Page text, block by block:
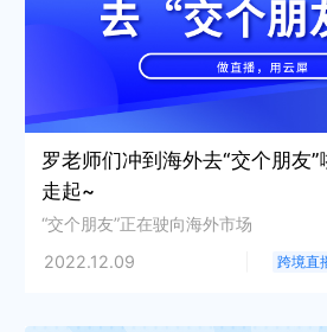
罗老师们冲到海外去“交个朋友
走起~
“交个朋友”正在驶向海外市场
2022.12.09
跨境直